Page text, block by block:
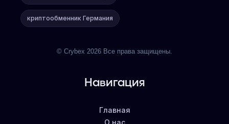
криптообменник Германия
© Crybex 2026 Все права защищены.
Навигация
Главная
О нас